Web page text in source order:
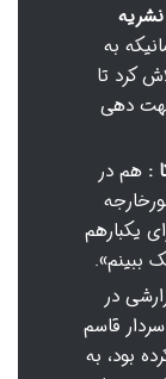
نشریه
به
کرد تا
جهت دهی
: هم در
یکبارهم
ببینم».
در
قاسم
بود، به